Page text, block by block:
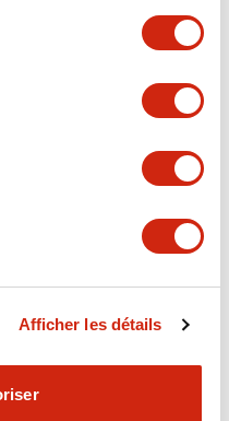
Afficher les détails
SA1E Miniature Laser and
Transparent Detection
Capteur photo transparent